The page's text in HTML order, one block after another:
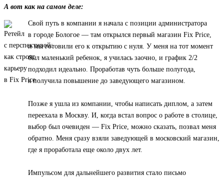
А вот как на самом деле:
Свой путь в компании я начала с позиции администратора
в городе Бологое — там открылся первый магазин Fix Price,
и мы готовили его к открытию с нуля. У меня на тот момент
был маленький ребенок, я училась заочно, и график 2/2
подходил идеально. Проработав чуть больше полугода,
я получила повышение до заведующего магазином.
Позже я ушла из компании, чтобы написать диплом, а затем
переехала в Москву. И, когда встал вопрос о работе в столице,
выбор был очевиден — Fix Price, можно сказать, позвал меня
обратно. Меня сразу взяли заведующей в московский магазин,
где я проработала еще около двух лет.
Импульсом для дальнейшего развития стало письмо